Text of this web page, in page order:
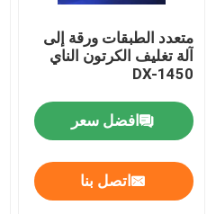
اطلب اقتباس
آلة تغليف الكرتون
متعدد الطبقات ورقة إلى
آلة تغليف الكرتون الناي
DX-1450
افضل سعر
اتصل بنا